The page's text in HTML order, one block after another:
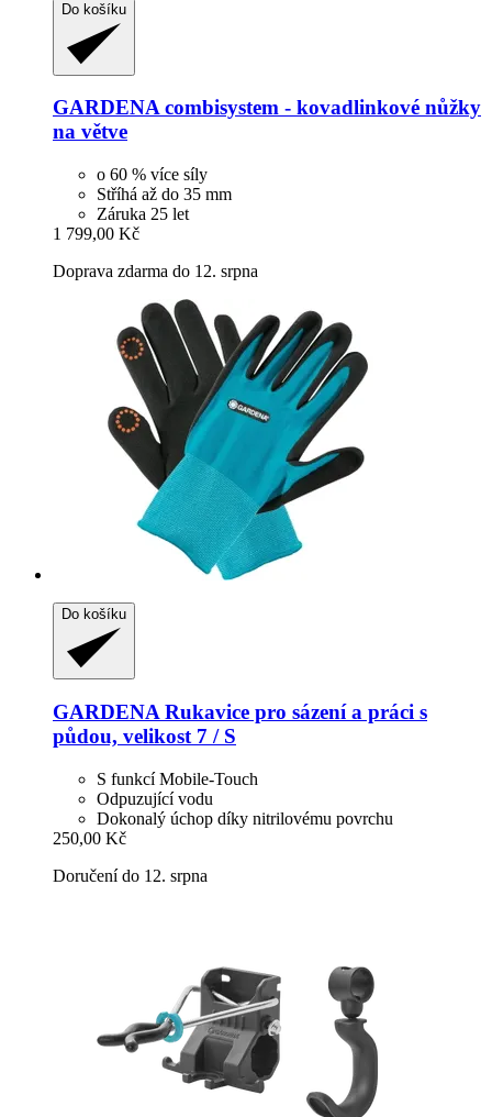
Do košíku
GARDENAcombisystem -​ kovadlinkové nůžky
na větve
o 60 % více síly
Stříhá až do 35 mm
Záruka 25 let
1 799,00 Kč
Doprava zdarma do 12. srpna
Do košíku
GARDENA Rukavice pro sázení a práci s
půdou, velikost 7 / S
S funkcí Mobile-Touch
Odpuzující vodu
Dokonalý úchop díky nitrilovému povrchu
250,00 Kč
Doručení do 12. srpna